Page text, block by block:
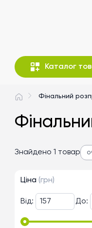
Каталог
Фінальний
Знайдено 1 товар
Ціна (грн)
Від: До: